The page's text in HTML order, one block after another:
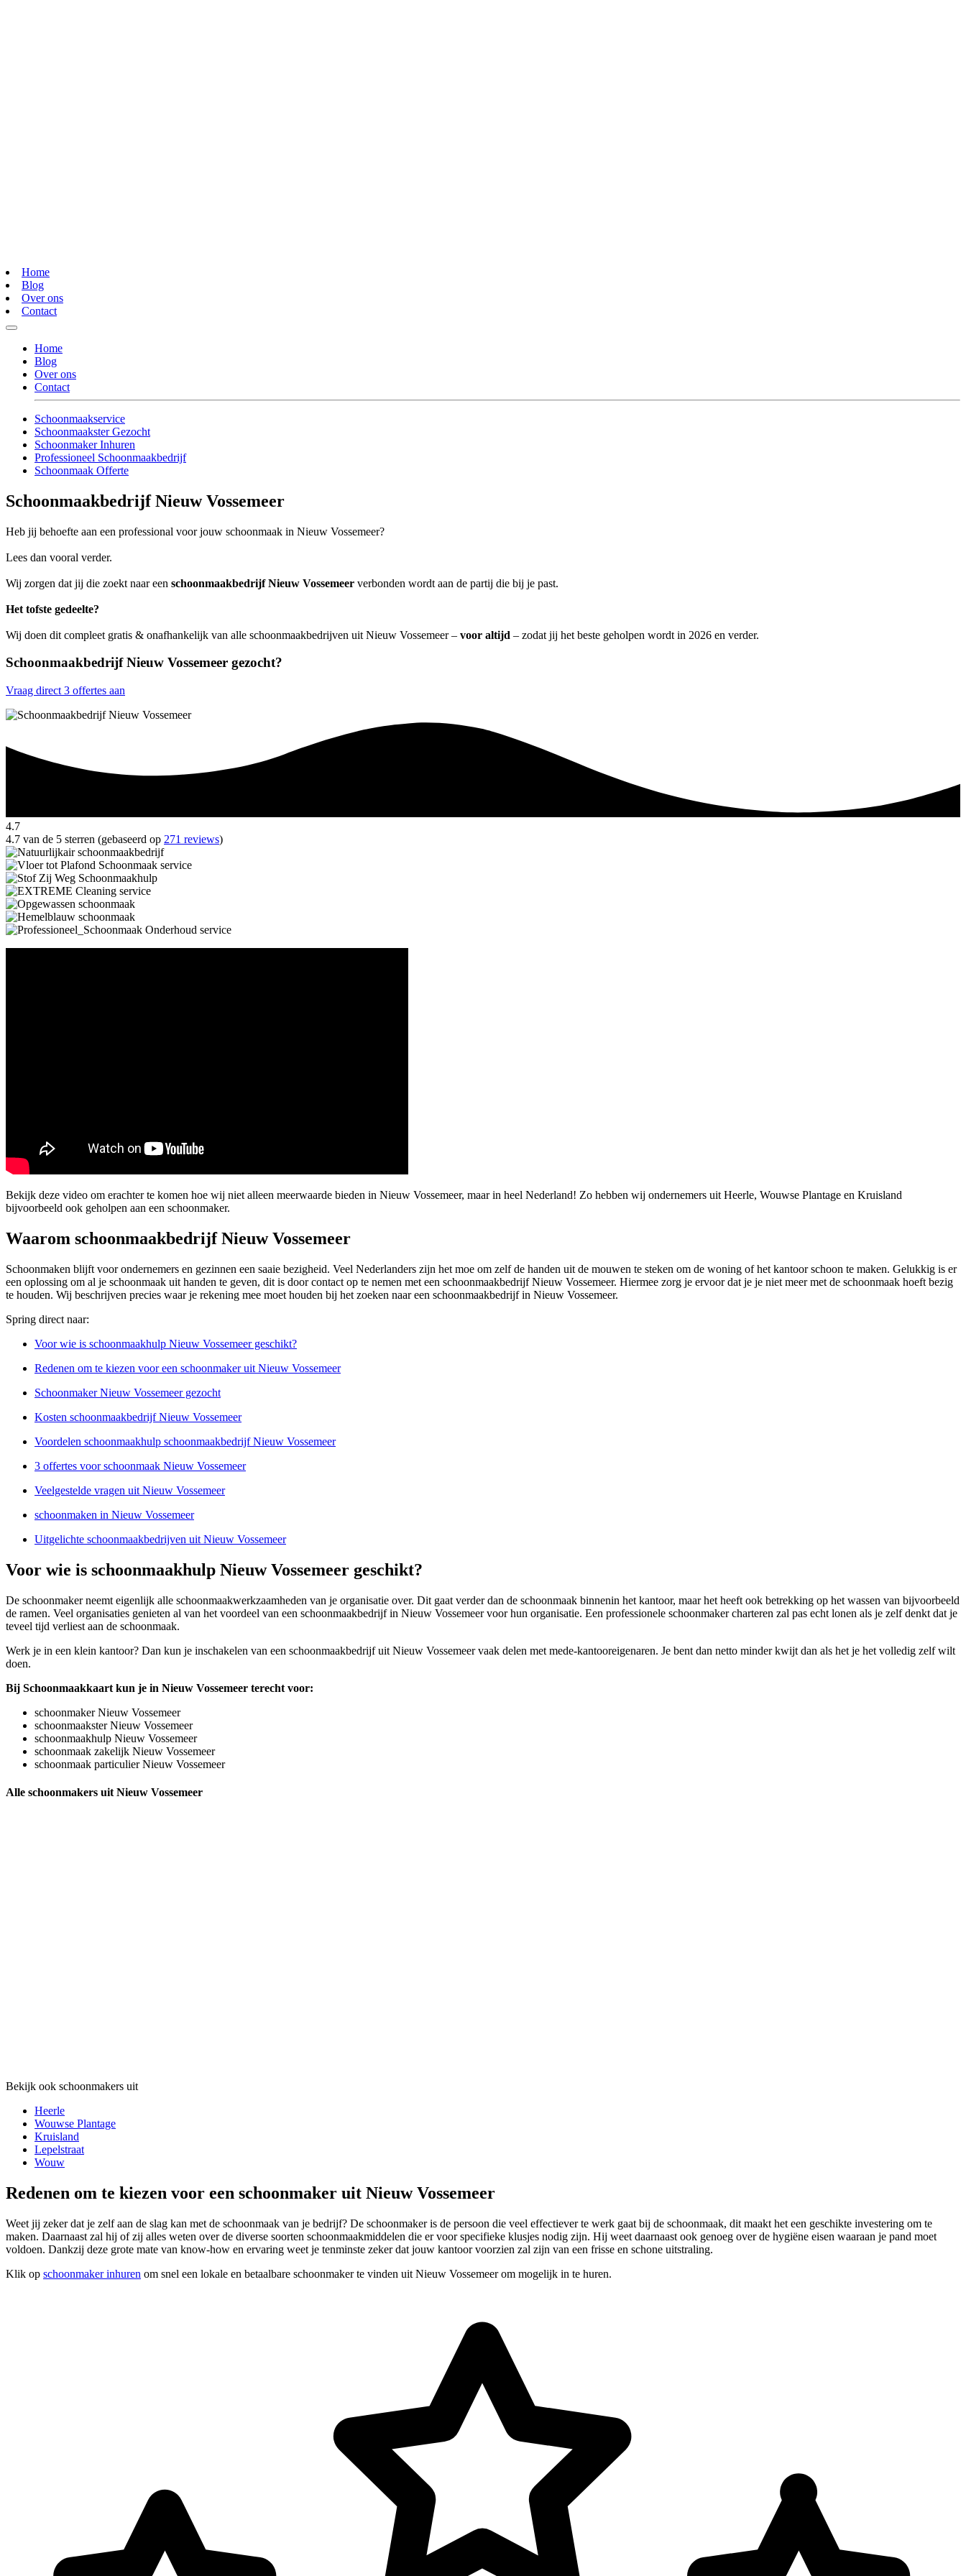
Home
Blog
Over ons
Contact
Home
Blog
Over ons
Contact
Schoonmaakservice
Schoonmaakster Gezocht
Schoonmaker Inhuren
Professioneel Schoonmaakbedrijf
Schoonmaak Offerte
Schoonmaakbedrijf Nieuw Vossemeer
Heb jij behoefte aan een professional voor jouw schoonmaak in Nieuw Vossemeer?
Lees dan vooral verder.
Wij zorgen dat jij die zoekt naar een schoonmaakbedrijf Nieuw Vossemeer verbonden wordt aan de partij die bij je past.
Het tofste gedeelte?
Wij doen dit compleet gratis & onafhankelijk van alle schoonmaakbedrijven uit Nieuw Vossemeer – voor altijd – zodat jij het beste geholpen wordt in 2026 en verder.
Schoonmaakbedrijf Nieuw Vossemeer gezocht?
Vraag direct 3 offertes aan
4.7
4.7 van de 5 sterren (gebaseerd op 271 reviews)
Bekijk deze video om erachter te komen hoe wij niet alleen meerwaarde bieden in Nieuw Vossemeer, maar in heel Nederland! Zo hebben wij ondernemers uit Heerle, Wouwse Plantage en Kruisland
bijvoorbeeld ook geholpen aan een schoonmaker.
Waarom schoonmaakbedrijf Nieuw Vossemeer
Schoonmaken blijft voor ondernemers en gezinnen een saaie bezigheid. Veel Nederlanders zijn het moe om zelf de handen uit de mouwen te steken om de woning of het kantoor schoon te maken. Gelukkig is er
een oplossing om al je schoonmaak uit handen te geven, dit is door contact op te nemen met een schoonmaakbedrijf Nieuw Vossemeer. Hiermee zorg je ervoor dat je je niet meer met de schoonmaak hoeft bezig
te houden. Wij beschrijven precies waar je rekening mee moet houden bij het zoeken naar een schoonmaakbedrijf in Nieuw Vossemeer.
Spring direct naar:
Voor wie is schoonmaakhulp Nieuw Vossemeer geschikt?
Redenen om te kiezen voor een schoonmaker uit Nieuw Vossemeer
Schoonmaker Nieuw Vossemeer gezocht
Kosten schoonmaakbedrijf Nieuw Vossemeer
Voordelen schoonmaakhulp schoonmaakbedrijf Nieuw Vossemeer
3 offertes voor schoonmaak Nieuw Vossemeer
Veelgestelde vragen uit Nieuw Vossemeer
schoonmaken in Nieuw Vossemeer
Uitgelichte schoonmaakbedrijven uit Nieuw Vossemeer
Voor wie is schoonmaakhulp Nieuw Vossemeer geschikt?
De schoonmaker neemt eigenlijk alle schoonmaakwerkzaamheden van je organisatie over. Dit gaat verder dan de schoonmaak binnenin het kantoor, maar het heeft ook betrekking op het wassen van bijvoorbeeld
de ramen. Veel organisaties genieten al van het voordeel van een schoonmaakbedrijf in Nieuw Vossemeer voor hun organisatie. Een professionele schoonmaker charteren zal pas echt lonen als je zelf denkt dat je
teveel tijd verliest aan de schoonmaak.
Werk je in een klein kantoor? Dan kun je inschakelen van een schoonmaakbedrijf uit Nieuw Vossemeer vaak delen met mede-kantooreigenaren. Je bent dan netto minder kwijt dan als het je het volledig zelf wilt
doen.
Bij Schoonmaakkaart kun je in Nieuw Vossemeer terecht voor:
schoonmaker Nieuw Vossemeer
schoonmaakster Nieuw Vossemeer
schoonmaakhulp Nieuw Vossemeer
schoonmaak zakelijk Nieuw Vossemeer
schoonmaak particulier Nieuw Vossemeer
Alle schoonmakers uit Nieuw Vossemeer
Bekijk ook schoonmakers uit
Heerle
Wouwse Plantage
Kruisland
Lepelstraat
Wouw
Redenen om te kiezen voor een schoonmaker uit Nieuw Vossemeer
Weet jij zeker dat je zelf aan de slag kan met de schoonmaak van je bedrijf? De schoonmaker is de persoon die veel effectiever te werk gaat bij de schoonmaak, dit maakt het een geschikte investering om te
maken. Daarnaast zal hij of zij alles weten over de diverse soorten schoonmaakmiddelen die er voor specifieke klusjes nodig zijn. Hij weet daarnaast ook genoeg over de hygiëne eisen waaraan je pand moet
voldoen. Dankzij deze grote mate van know-how en ervaring weet je tenminste zeker dat jouw kantoor voorzien zal zijn van een frisse en schone uitstraling.
Klik op schoonmaker inhuren om snel een lokale en betaalbare schoonmaker te vinden uit Nieuw Vossemeer om mogelijk in te huren.